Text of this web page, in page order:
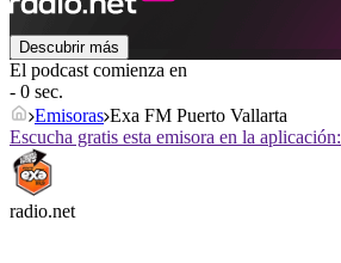
Descubrir más
El podcast comienza en
- 0 sec.
Emisoras Exa FM Puerto Vallarta
Escucha gratis esta emisora en la aplicación:
radio.net